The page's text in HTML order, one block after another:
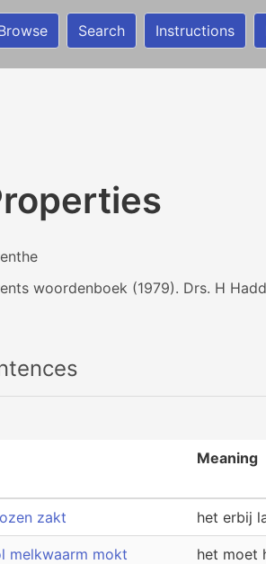
Search Instructions
woordenboek (1979). Drs. H
Meaning
zakt het erbij
melkwaarm mokt
het moet